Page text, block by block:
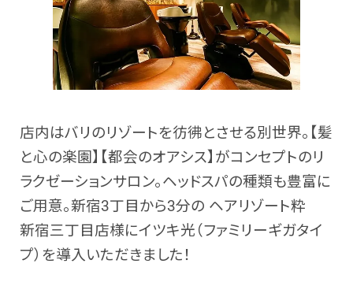
店内はバリのリゾートを彷彿とさせる別世界。【髪
と心の楽園】【都会のオアシス】がコンセプトのリ
ラクゼーションサロン。ヘッドスパの種類も豊富に
ご用意。新宿3丁目から3分の ヘアリゾート粋
新宿三丁目店様にイツキ光（ファミリーギガタイ
プ）を導入いただきました！